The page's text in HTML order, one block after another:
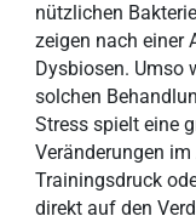
nützlichen
zeigen nach einer
Dysbiosen. Umso
solchen
Stress spielt eine
Veränderungen im
Trainingsdruck
direkt auf den